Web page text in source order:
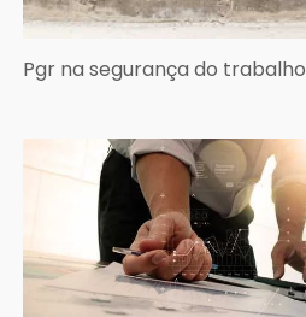
Pgr na segurança do trabalho